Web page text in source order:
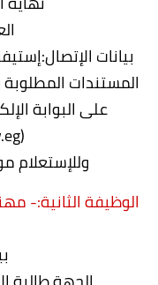
بيانات
المستندات
على البوابة
(www.mld.gov.eg) .
وللإستعلام موبايل
الوظيفة الثانية:-